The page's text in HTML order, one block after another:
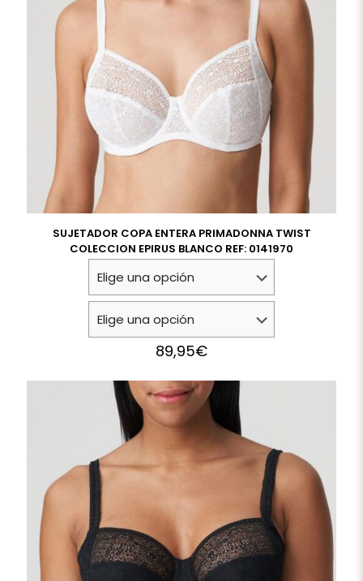
SUJETADOR COPA ENTERA PRIMADONNA TWIST
COLECCION EPIRUS BLANCO REF: 0141970
89,95€